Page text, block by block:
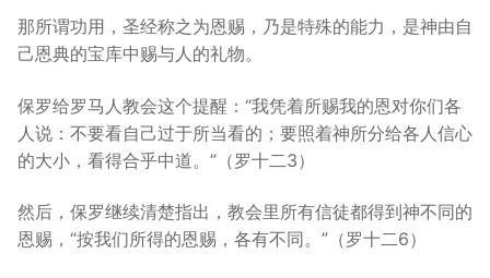
那所谓功用，圣经称之为恩赐，乃是特殊的能力，是神由自
己恩典的宝库中赐与人的礼物。
保罗给罗马人教会这个提醒：“我凭着所赐我的恩对你们各
人说：不要看自己过于所当看的；要照着神所分给各人信心
的大小，看得合乎中道。”（罗十二3）
然后，保罗继续清楚指出，教会里所有信徒都得到神不同的
恩赐，“按我们所得的恩赐，各有不同。”（罗十二6）